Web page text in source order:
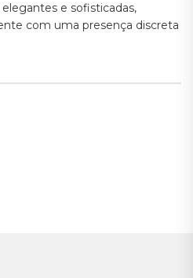
e sofisticadas,
com uma presença discreta